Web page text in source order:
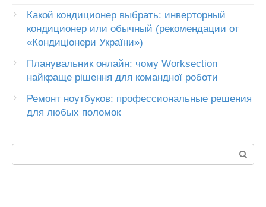
Какой кондиционер выбрать: инверторный
кондиционер или обычный (рекомендации от
«Кондиціонери України»)
Планувальник онлайн: чому Worksection
найкраще рішення для командної роботи
Ремонт ноутбуков: профессиональные решения
для любых поломок